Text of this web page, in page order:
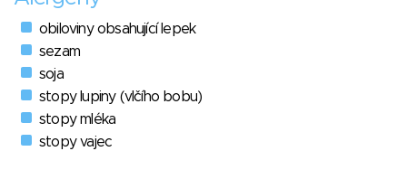
obiloviny obsahující lepek
sezam
soja
stopy lupiny (vlčího bobu)
stopy mléka
stopy vajec